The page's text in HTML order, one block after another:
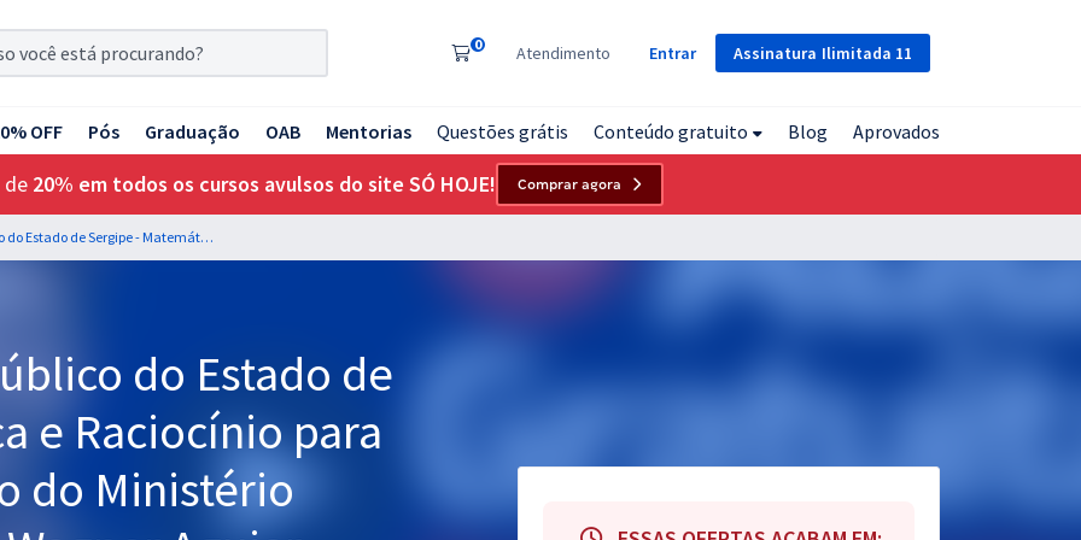
Assinatura Ilimitada 11
0 Atendimento Entrar
OFF Pós Graduação OAB Mentorias Questões grátis Conteúdo gratuito Blog Aprovados
de 20% em todos os cursos avulsos do site SÓ HOJE! Comprar agora
MP SE - Ministério Público do Estado de Sergipe - Matemática e Raciocínio para os Cargos de Técnico do Ministério Público - Professor: Wagner Aguiar
do Estado de
e Raciocínio para
do Ministério